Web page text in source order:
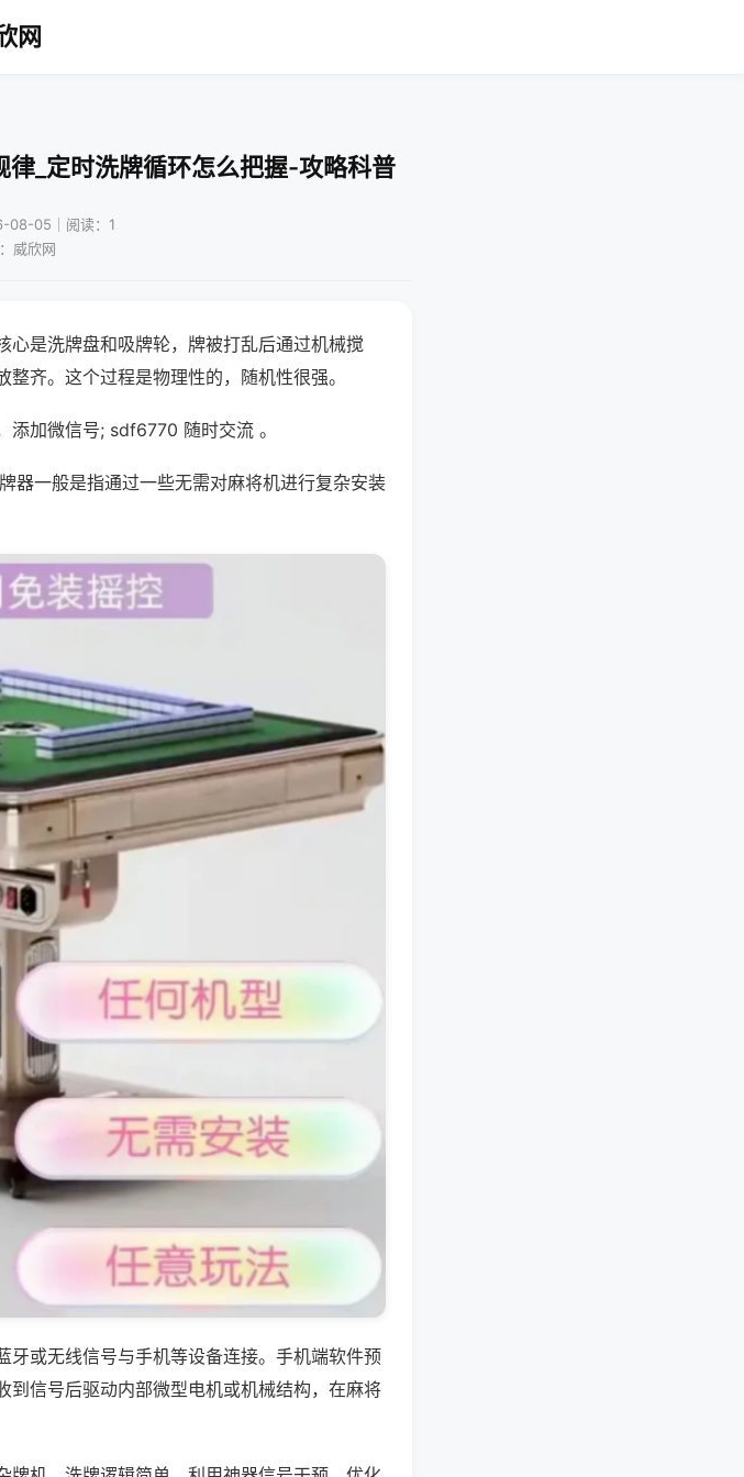
网
_定时洗牌循环怎么把握-攻略科普
08-05｜阅读：1
威欣网
心是洗牌盘和吸牌轮，牌被打乱后通过机械搅
齐。这个过程是物理性的，随机性很强。
加微信号; sdf6770 随时交流 。
器一般是指通过一些无需对麻将机进行复杂安装
牙或无线信号与手机等设备连接。手机端软件预
信号后驱动内部微型电机或机械结构，在麻将